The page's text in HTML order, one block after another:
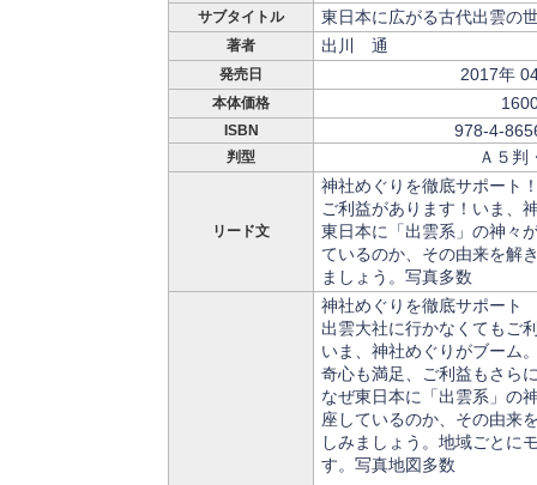
サブタイトル 東日本に広がる古代出雲の
著者 出川 通
発売日 2017年
本体価格
ISBN 978-4-
判型 Ａ５判
リード文
神社めぐりを徹底サポート
ご利益があります！いま、
東日本に「出雲系」の神々
ているのか、その由来を解
ましょう。写真多数
神社めぐりを徹底サポート
出雲大社に行かなくてもご
いま、神社めぐりがブーム
奇心も満足、ご利益もさら
なぜ東日本に「出雲系」の
座しているのか、その由来
しみましょう。地域ごとに
す。写真地図多数